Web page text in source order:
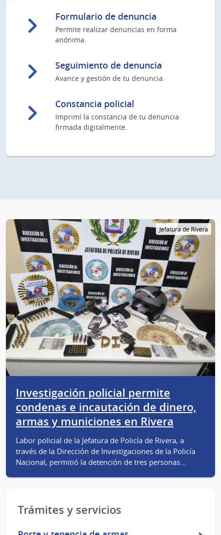
Formulario de denuncia
Permite realizar denuncias en forma
anónima.
Seguimiento de denuncia
Avance y gestión de tu denuncia.
Constancia policial
Imprimí la constancia de tu denuncia
firmada digitalmente.
Jefatura de Rivera
Investigación policial permite
condenas e incautación de dinero,
armas y municiones en Rivera
Labor policial de la Jefatura de Policía de Rivera, a
través de la Dirección de Investigaciones de la Policía
Nacional, permitió la detención de tres personas…
Trámites y servicios